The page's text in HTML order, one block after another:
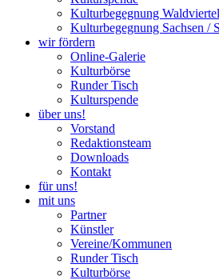
Kulturbegegnung
Kulturbegegnung Sachsen /
wir fördern
Online-Galerie
Kulturbörse
Runder Tisch
Kulturspende
über uns!
Vorstand
Redaktionsteam
Downloads
Kontakt
für uns!
mit uns
Partner
Künstler
Vereine/Kommunen
Runder Tisch
Kulturbörse